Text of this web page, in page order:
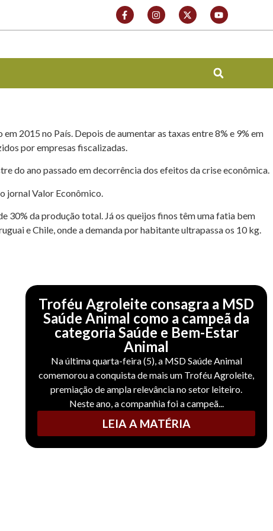
2015 no País. Depois de aumentar as taxas entre 8% e 9% em
por empresas fiscalizadas.
do ano passado em decorrência dos efeitos da crise econômica.
jornal Valor Econômico.
30% da produção total. Já os queijos finos têm uma fatia bem
e Chile, onde a demanda por habitante ultrapassa os 10 kg.
Troféu Agroleite consagra a MSD
Saúde Animal como a campeã da
categoria Saúde e Bem-Estar
Animal
Na última quarta-feira (5), a MSD Saúde Animal
comemorou a conquista de mais um Troféu Agroleite,
premiação de ampla relevância no setor leiteiro.
Neste ano, a companhia foi a campeã...
LEIA A MATÉRIA